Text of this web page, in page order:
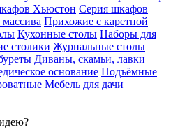
Хьюстон Серия шкафов
Прихожие с каретной
Кухонные столы Наборы для
столики Журнальные столы
Диваны, скамьи, лавки
основание Подъёмные
Мебель для дачи